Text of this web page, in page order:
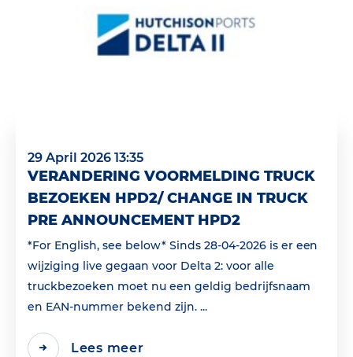
29 April 2026 13:35
VERANDERING VOORMELDING TRUCK
BEZOEKEN HPD2/ CHANGE IN TRUCK
PRE ANNOUNCEMENT HPD2
*For English, see below* Sinds 28-04-2026 is er een
wijziging live gegaan voor Delta 2: voor alle
truckbezoeken moet nu een geldig bedrijfsnaam
en EAN‑nummer bekend zijn. ...
Lees meer